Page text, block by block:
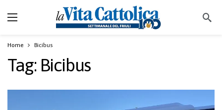
Home Bicibus
Tag: Bicibus